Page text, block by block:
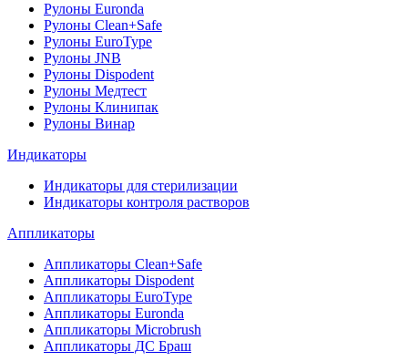
Рулоны Euronda
Рулоны Clean+Safe
Рулоны EuroType
Рулоны JNB
Рулоны Dispodent
Рулоны Медтест
Рулоны Клинипак
Рулоны Винар
Индикаторы
Индикаторы для стерилизации
Индикаторы контроля растворов
Аппликаторы
Аппликаторы Clean+Safe
Аппликаторы Dispodent
Аппликаторы EuroType
Аппликаторы Euronda
Аппликаторы Microbrush
Аппликаторы ДС Браш